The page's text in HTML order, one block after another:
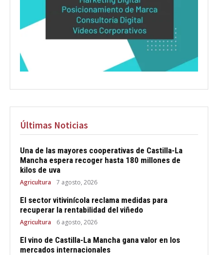
Últimas Noticias
Una de las mayores cooperativas de Castilla-La
Mancha espera recoger hasta 180 millones de
kilos de uva
Agricultura 7 agosto, 2026
El sector vitivinícola reclama medidas para
recuperar la rentabilidad del viñedo
Agricultura 6 agosto, 2026
El vino de Castilla-La Mancha gana valor en los
mercados internacionales